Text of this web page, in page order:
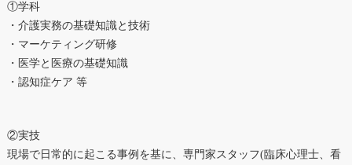
①学科
・介護実務の基礎知識と技術
・マーケティング研修
・医学と医療の基礎知識
・認知症ケア 等
②実技
現場で日常的に起こる事例を基に、専門家スタッフ(臨床心理士、看